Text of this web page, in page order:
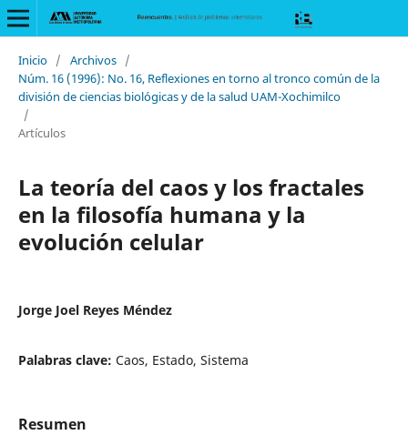
Inicio / Archivos /
Núm. 16 (1996): No. 16, Reflexiones en torno al tronco común de la
división de ciencias biológicas y de la salud UAM-Xochimilco
/
Artículos
La teoría del caos y los fractales
en la filosofía humana y la
evolución celular
Jorge Joel Reyes Méndez
Palabras clave: Caos, Estado, Sistema
Resumen